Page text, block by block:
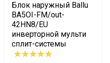
-15
Да
Блок наружный Ballu
BA5OI-FM/out-
42HN8/EU
инверторной мульти
сплит-системы